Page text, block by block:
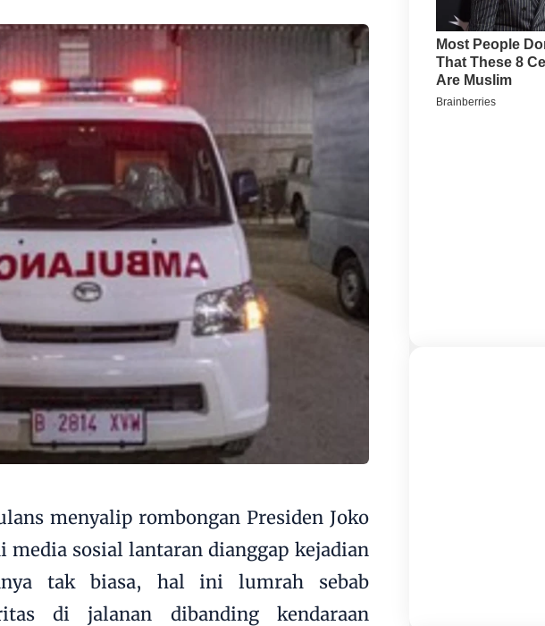
menyalip rombongan Presiden Joko
media sosial lantaran dianggap kejadian
tak biasa, hal ini lumrah sebab
di jalanan dibanding kendaraan